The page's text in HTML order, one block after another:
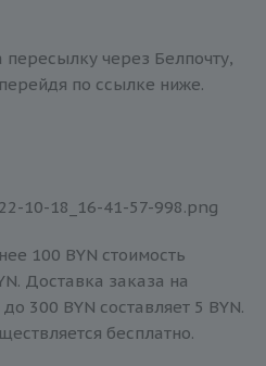
через Белпочту,
по ссылке ниже.
100 BYN стоимость
Доставка заказа на
300 BYN составляет 5 BYN.
бесплатно.